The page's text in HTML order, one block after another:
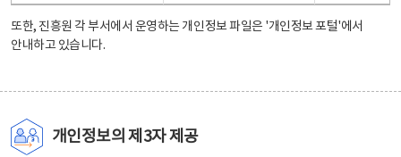
또한, 진흥원 각 부서에서 운영하는 개인정보 파일은 '개인정보 포털'에서
안내하고 있습니다.
개인정보의 제3자 제공